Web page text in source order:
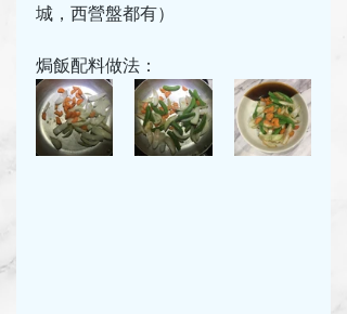
城，西營盤都有）
焗飯配料做法：